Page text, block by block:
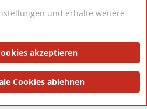
Impressum
® © 2010-2025 XenForo Ltd.
und erhalte weitere
akzeptieren
Cookies ablehnen